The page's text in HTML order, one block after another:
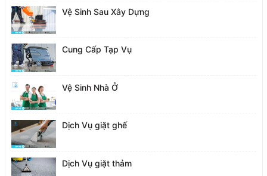
Vệ Sinh Sau Xây Dựng
Cung Cấp Tạp Vụ
Vệ Sinh Nhà Ở
Dịch Vụ giặt ghế
Dịch Vụ giặt thảm